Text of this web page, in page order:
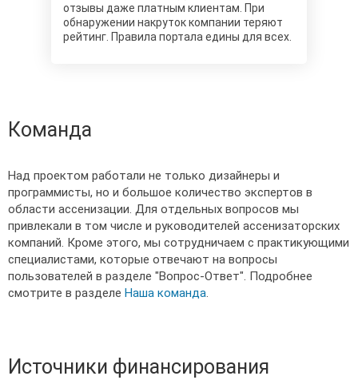
отзывы даже платным клиентам. При
обнаружении накруток компании теряют
рейтинг. Правила портала едины для всех.
Команда
Над проектом работали не только дизайнеры и
программисты, но и большое количество экспертов в
области ассенизации. Для отдельных вопросов мы
привлекали в том числе и руководителей ассенизаторских
компаний. Кроме этого, мы сотрудничаем с практикующими
специалистами, которые отвечают на вопросы
пользователей в разделе "Вопрос-Ответ". Подробнее
смотрите в разделе Наша команда
Источники финансирования